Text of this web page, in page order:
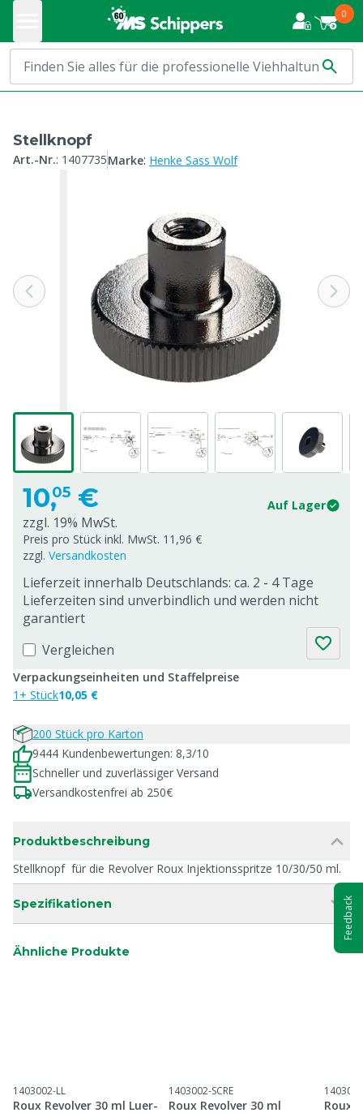
0
Stellknopf
Art.-Nr.: 1407735Marke: Henke Sass Wolf
10,05 € Auf Lager
zzgl. 19% MwSt.
Preis pro Stück inkl. MwSt. 11,96 €
zzgl. Versandkosten
Lieferzeit innerhalb Deutschlands: ca. 2 - 4 Tage
Lieferzeiten sind unverbindlich und werden nicht
garantiert
Vergleichen
Verpackungseinheiten und Staffelpreise
1+ Stück10,05 €
200 Stück pro Karton
9444 Kundenbewertungen: 8,3/10
Schneller und zuverlässiger Versand
Versandkostenfrei ab 250€
Produktbeschreibung
Stellknopf für die Revolver Roux Injektionsspritze 10/30/50 ml.
Spezifikationen
Ähnliche Produkte
1403002-LL
Roux Revolver 30 ml Luer-
1403002-SCRE
Roux Revolver 30 ml
Roux
Feedback